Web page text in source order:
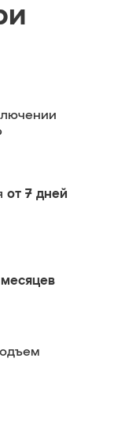
от 7 дней